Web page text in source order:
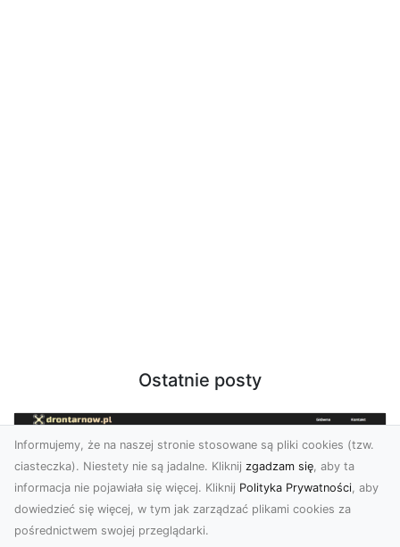
Ostatnie posty
Informujemy, że na naszej stronie stosowane są pliki cookies (tzw.
ciasteczka). Niestety nie są jadalne. Kliknij zgadzam się, aby ta
informacja nie pojawiała się więcej. Kliknij Polityka Prywatności, aby
dowiedzieć się więcej, w tym jak zarządzać plikami cookies za
pośrednictwem swojej przeglądarki.